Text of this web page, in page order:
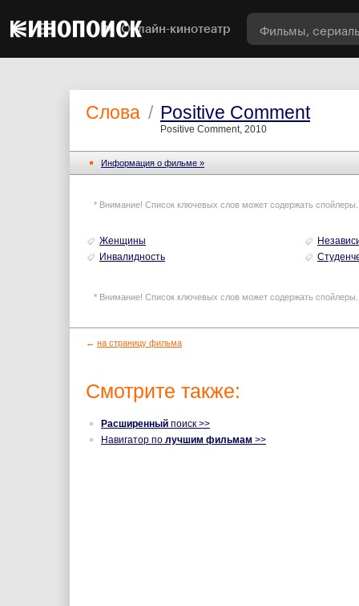
Онлайн-кинотеатр
Слова / Positive Comment
Positive Comment, 2010
Информация o фильме »
* Внимание! Список ключевых слов может содержать
Женщины
Инвалидность
* Внимание! Список ключевых слов может содержать
← на страницу фильма
Смотрите также:
Расширенный поиск >>
Навигатор по лучшим фильмам >>